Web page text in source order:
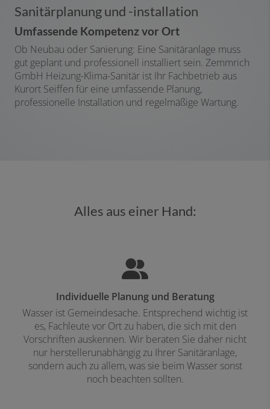
Sanitärplanung und -installation
Umfassende Kompetenz vor Ort
Ob Neubau oder Sanierung: Eine Sanitäranlage muss
gut geplant und professionell installiert sein. Zemmrich
GmbH Heizung-Klima-Sanitär ist Ihr Fachbetrieb aus
Kurort Seiffen für eine umfassende Planung,
professionelle Installation und regelmäßige Wartung.
Alles aus einer Hand:
Individuelle Planung und Beratung
Wasser ist Gemeindesache. Entsprechend wichtig ist
es, Fachleute vor Ort zu haben, die sich mit den
Vorschriften auskennen. Wir beraten Sie daher nicht
nur herstellerunabhängig zu Ihrer Sanitäranlage,
sondern auch zu allem, was sie beim Wasser sonst
noch beachten sollten.